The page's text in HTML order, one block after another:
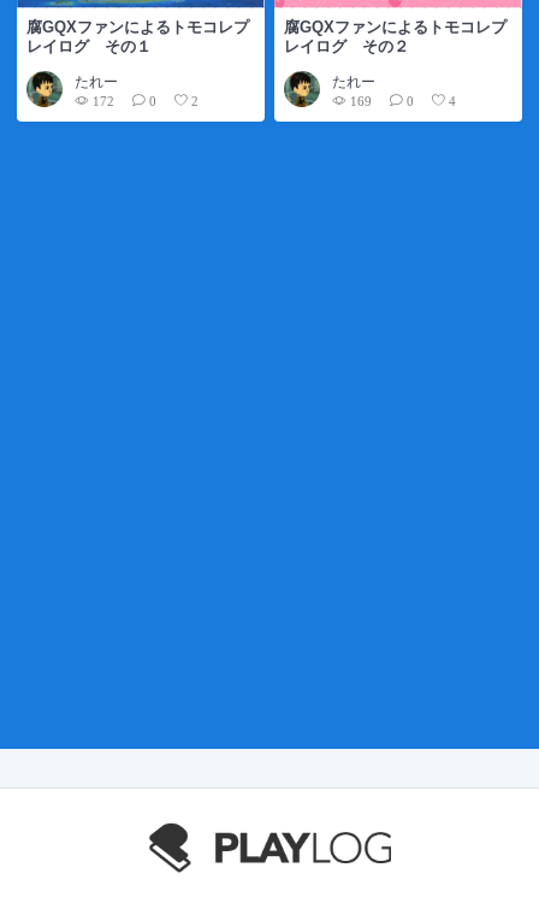
腐GQXファンによるトモコレプ
レイログ その１
たれー
172 0 2
腐GQXファンによるトモコレプ
レイログ その２
たれー
169 0 4